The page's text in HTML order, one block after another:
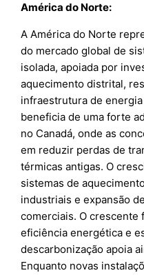
América do Norte:
A América do Norte
do mercado global de
isolada, apoiada por
aquecimento distrital,
infraestrutura de
beneficia de uma forte
no Canadá, onde as
em reduzir perdas de
térmicas antigas. O
sistemas de
industriais e expansão
comerciais. O crescente
eficiência energética e
descarbonização apoia
Enquanto novas